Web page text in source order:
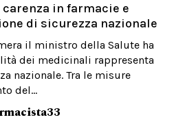
in farmacie e
di sicurezza nazionale
il ministro della Salute ha
dei medicinali rappresenta
nazionale. Tra le misure
del...